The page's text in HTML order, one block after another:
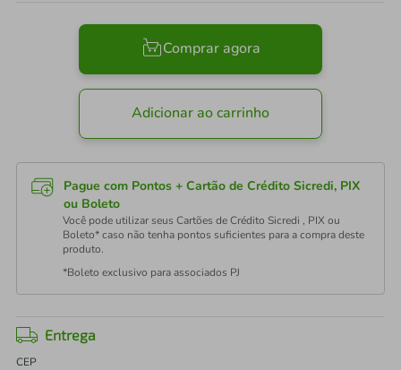
Comprar agora
Adicionar ao carrinho
Pague com Pontos + Cartão de Crédito Sicredi, PIX
ou Boleto
Você pode utilizar seus Cartões de Crédito Sicredi , PIX ou
Boleto* caso não tenha pontos suficientes para a compra deste
produto.
*Boleto exclusivo para associados PJ
Entrega
CEP